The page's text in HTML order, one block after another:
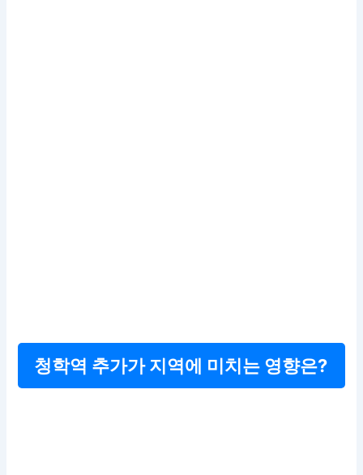
청학역 추가가 지역에 미치는 영향은?